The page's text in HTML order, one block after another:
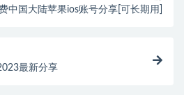
中国大陆苹果ios账号分享[可长期用]
最新分享